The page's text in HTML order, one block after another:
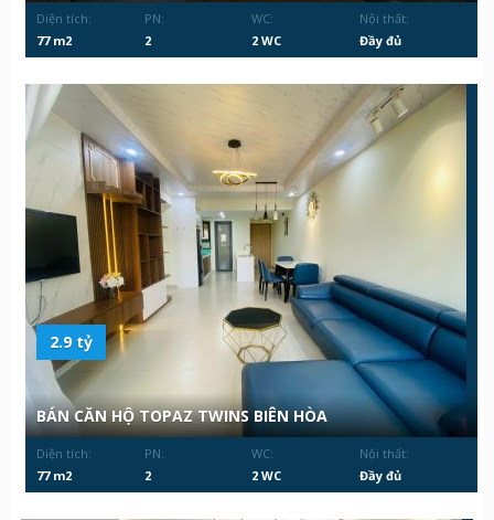
Diện tích:
77 m2
PN:
2
WC:
2 WC
Nội thất:
Đầy đủ
2.9 tỷ
BÁN CĂN HỘ TOPAZ TWINS BIÊN HÒA
Diện tích:
77 m2
PN:
2
WC:
2 WC
Nội thất:
Đầy đủ